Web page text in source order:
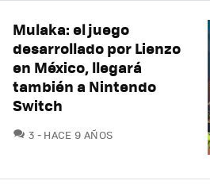
Mulaka: el juego
desarrollado por Lienzo
en México, llegará
también a Nintendo
Switch
3 COMENTARIOS
HACE 9 AÑOS